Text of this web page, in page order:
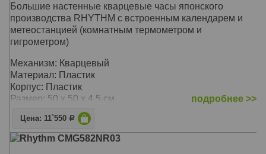
Большие настенные кварцевые часы японского
производства RHYTHM с встроенным календарем и
метеостанцией (комнатным термометром и
гигрометром)
Механизм: Кварцевый
Материал: Пластик
Корпус: Пластик
Размер: 50 х 50 х 4,5 см
подробнее >>
Цена: 11`550 Р
Rhythm CMG582NR03